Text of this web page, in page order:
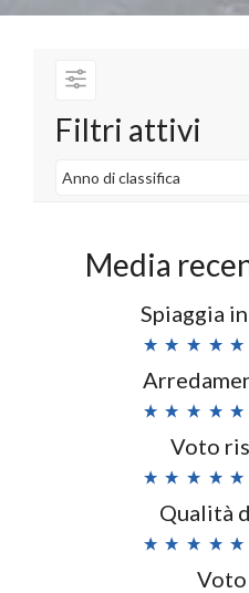
Anno di classifica
Filtri attivi
Media
Spiaggia
Voto
Qualità
Voto